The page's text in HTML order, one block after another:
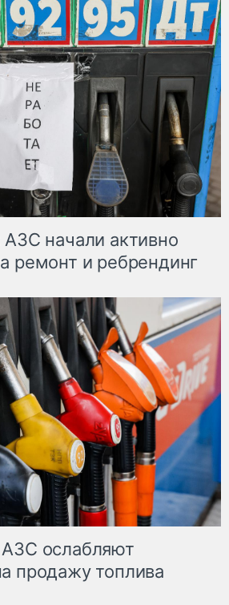
начали активно
ремонт и ребрендинг
ослабляют
продажу топлива